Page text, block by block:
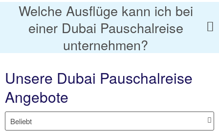
Welche Ausflüge kann ich bei
einer Dubai Pauschalreise
unternehmen?
Unsere Dubai Pauschalreise
Angebote